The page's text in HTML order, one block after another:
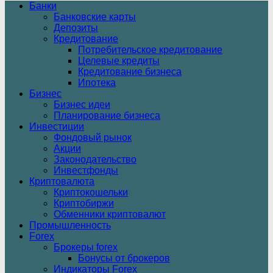
Банки
Банковские карты
Депозиты
Кредитование
Потребительское кредитование
Целевые кредиты
Кредитование бизнеса
Ипотека
Бизнес
Бизнес идеи
Планирование бизнеса
Инвестиции
Фондовый рынок
Акции
Законодательство
Инвестфонды
Криптовалюта
Криптокошельки
Криптобиржи
Обменники криптовалют
Промышленность
Forex
Брокеры forex
Бонусы от брокеров
Индикаторы Forex